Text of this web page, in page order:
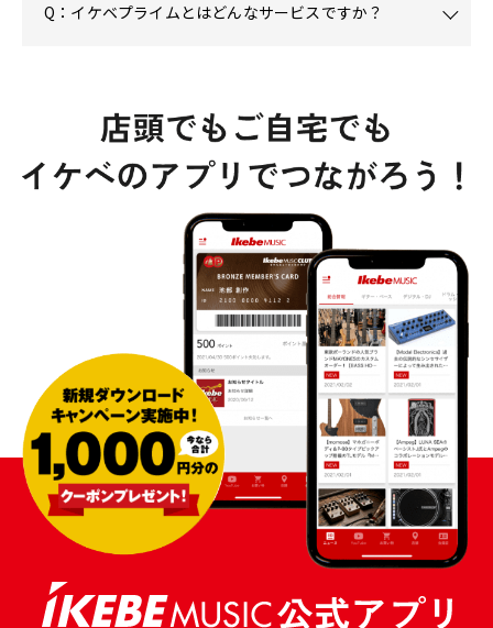
Q：イケベプライムとはどんなサービスですか？